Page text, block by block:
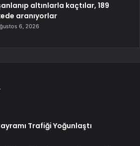
altınlarla kaçtılar, 189
aranıyorlar
6, 2026
Trafiği Yoğunlaştı